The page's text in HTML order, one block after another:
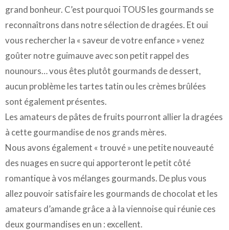
grand bonheur. C’est pourquoi TOUS les gourmands se
reconnaîtrons dans notre sélection de dragées. Et oui
vous rechercher la « saveur de votre enfance » venez
goûter notre guimauve avec son petit rappel des
nounours… vous êtes plutôt gourmands de dessert,
aucun problème les tartes tatin ou les crèmes brûlées
sont également présentes.
Les amateurs de pâtes de fruits pourront allier la dragées
à cette gourmandise de nos grands mères.
Nous avons également « trouvé » une petite nouveauté
des nuages en sucre qui apporteront le petit côté
romantique à vos mélanges gourmands. De plus vous
allez pouvoir satisfaire les gourmands de chocolat et les
amateurs d’amande grâce a à la viennoise qui réunie ces
deux gourmandises en un : excellent.